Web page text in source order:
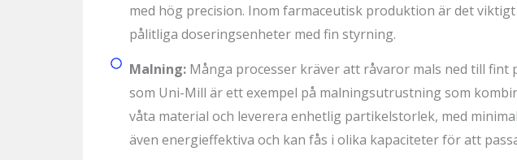
med hög precision. Inom farmaceutisk produktion är det
pålitliga doseringsenheter med fin styrning.
Malning:Många processer kräver att råvaror mals ned till fint
som Uni-Mill är ett exempel på malningsutrustning som
våta material och leverera enhetlig partikelstorlek, med
även energieffektiva och kan fås i olika kapaciteter för att